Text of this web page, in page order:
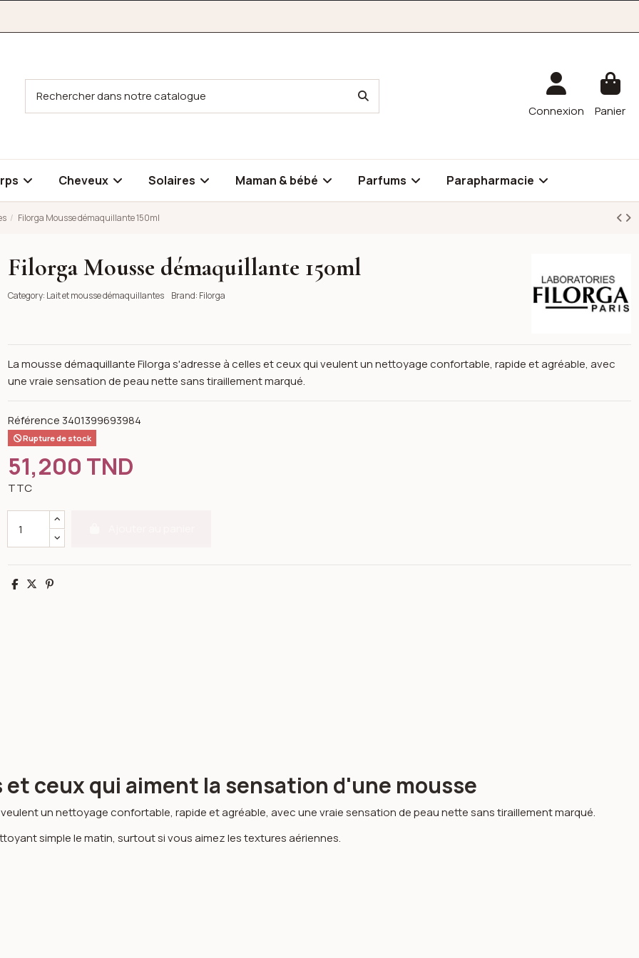
Connexion Panier
Cheveux Solaires Maman & bébé Parfums Parapharmacie
Filorga Mousse démaquillante 150ml
Filorga Mousse démaquillante 150ml
Category: Lait et mousse démaquillantes Brand: Filorga
La mousse démaquillante Filorga s'adresse à celles et ceux qui veulent un nettoyage confortable, rapide et agréable, avec
une vraie sensation de peau nette sans tiraillement marqué.
Référence 3401399693984
Rupture de stock
51,200 TND
TTC
Partager
TweetPinterest
ceux qui aiment la sensation d'une mousse
un nettoyage confortable, rapide et agréable, avec une vraie sensation de peau nette sans tiraillement marqué.
simple le matin, surtout si vous aimez les textures aériennes.